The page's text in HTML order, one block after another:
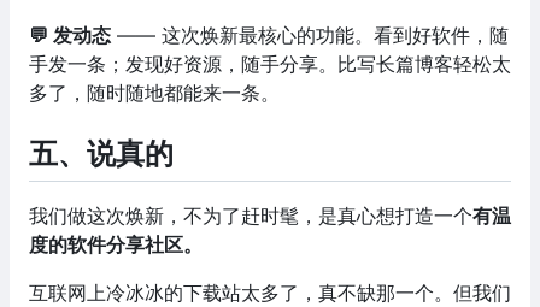
💬 发动态 —— 这次焕新最核心的功能。看到好软件，随
手发一条；发现好资源，随手分享。比写长篇博客轻松太
多了，随时随地都能来一条。
五、说真的
我们做这次焕新，不为了赶时髦，是真心想打造一个有温
度的软件分享社区。
互联网上冷冰冰的下载站太多了，真不缺那一个。但我们